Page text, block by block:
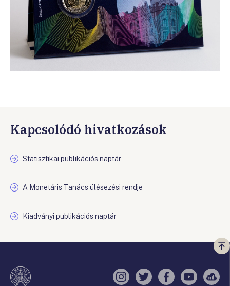
Kapcsolódó hivatkozások
Statisztikai publikációs naptár
A Monetáris Tanács ülésezési rendje
Kiadványi publikációs naptár
a
Instagram
TwitterFacebook
YouTube